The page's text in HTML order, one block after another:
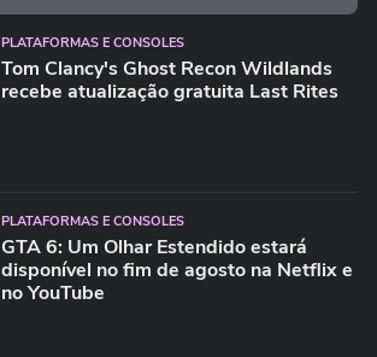
PLATAFORMAS E CONSOLES
Tom Clancy's Ghost Recon Wildlands
recebe atualização gratuita Last Rites
PLATAFORMAS E CONSOLES
GTA 6: Um Olhar Estendido estará
disponível no fim de agosto na Netflix e
no YouTube